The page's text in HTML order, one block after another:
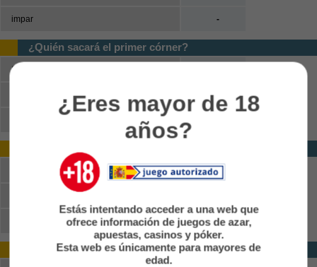
impar -
¿Quién sacará el primer córner?
Salzburg
-
-
Doble oportunidad (primera mitad)
¿Eres mayor de 18
años?
Estás intentando acceder a una web que
ofrece información de juegos de azar,
apuestas, casinos y póker.
Esta web es únicamente para mayores de
edad.